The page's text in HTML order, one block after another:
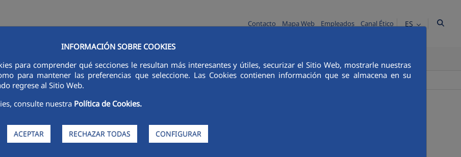
INFORMACIÓN SOBRE COOKIES
para comprender qué secciones le resultan más interesantes y útiles, securizar el Sitio Web, mostrarle nuestras
para mantener las preferencias que seleccione. Las Cookies contienen información que se almacena en su
regrese al Sitio Web.
consulte nuestra Política de Cookies.
ACEPTAR RECHAZAR TODAS CONFIGURAR
Contacto Mapa Web Empleados Canal Ético ES
Últimas noticias